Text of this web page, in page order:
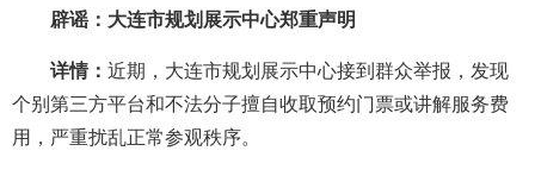
辟谣：大连市规划展示中心郑重声明
详情： 近期，大连市规划展示中心接到群众举报，发现
个别第三方平台和不法分子擅自收取预约门票或讲解服务费
用，严重扰乱正常参观秩序。